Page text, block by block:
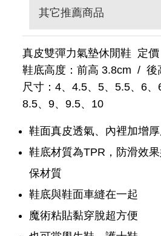
其它推薦商品
真皮雙彈力氣墊休閒鞋 定價
鞋底高度：前高 3.8cm / 後
尺寸：4、4.5、5、5.5、6、
8.5、9、9.5、10
鞋面真皮透氣、內裡加增
鞋底材質為TPR，防滑效
保材質
鞋底與鞋面車縫在一起
魔術粘貼黏穿脫超方便